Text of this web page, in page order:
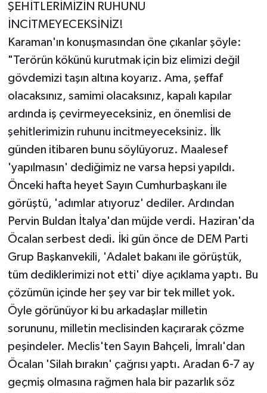
ŞEHİTLERİMİZİN RUHUNU
İNCİTMEYECEKSİNİZ!
Karaman'ın konuşmasından öne çıkanlar şöyle:
"Terörün kökünü kurutmak için biz elimizi değil
gövdemizi taşın altına koyarız. Ama, şeffaf
olacaksınız, samimi olacaksınız, kapalı kapılar
ardında iş çevirmeyeceksiniz, en önemlisi de
şehitlerimizin ruhunu incitmeyeceksiniz. İlk
günden itibaren bunu söylüyoruz. Maalesef
'yapılmasın' dediğimiz ne varsa hepsi yapıldı.
Önceki hafta heyet Sayın Cumhurbaşkanı ile
görüştü, 'adımlar atıyoruz' dediler. Ardından
Pervin Buldan İtalya'dan müjde verdi. Haziran'da
Öcalan serbest dedi. İki gün önce de DEM Parti
Grup Başkanvekili, 'Adalet bakanı ile görüştük,
tüm dediklerimizi not etti' diye açıklama yaptı. Bu
çözümün içinde her şey var bir tek millet yok.
Öyle görünüyor ki bu arkadaşlar milletin
sorununu, milletin meclisinden kaçırarak çözme
peşindeler. Meclis'ten Sayın Bahçeli, İmralı'dan
Öcalan 'Silah bırakın' çağrısı yaptı. Aradan 6-7 ay
geçmiş olmasına rağmen hala bir pazarlık söz